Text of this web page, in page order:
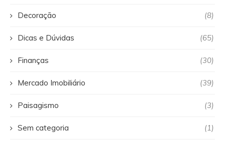
Decoração (8)
Dicas e Dúvidas (65)
Finanças (30)
Mercado Imobiliário (39)
Paisagismo (3)
Sem categoria (1)